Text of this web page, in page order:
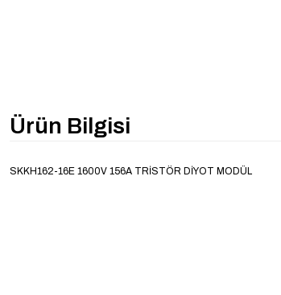
Ürün Bilgisi
SKKH162-16E 1600V 156A TRİSTÖR DİYOT MODÜL